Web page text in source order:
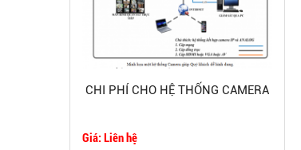
CHI PHÍ CHO HỆ THỐNG CAMERA
Giá: Liên hệ